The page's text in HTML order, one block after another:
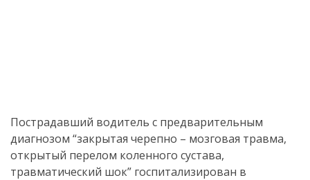
Пострадавший водитель с предварительным
диагнозом “закрытая черепно – мозговая травма,
открытый перелом коленного сустава,
травматический шок” госпитализирован в